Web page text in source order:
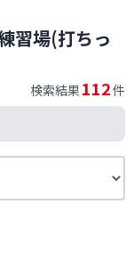
習場(打ちっ
検索結果 112件